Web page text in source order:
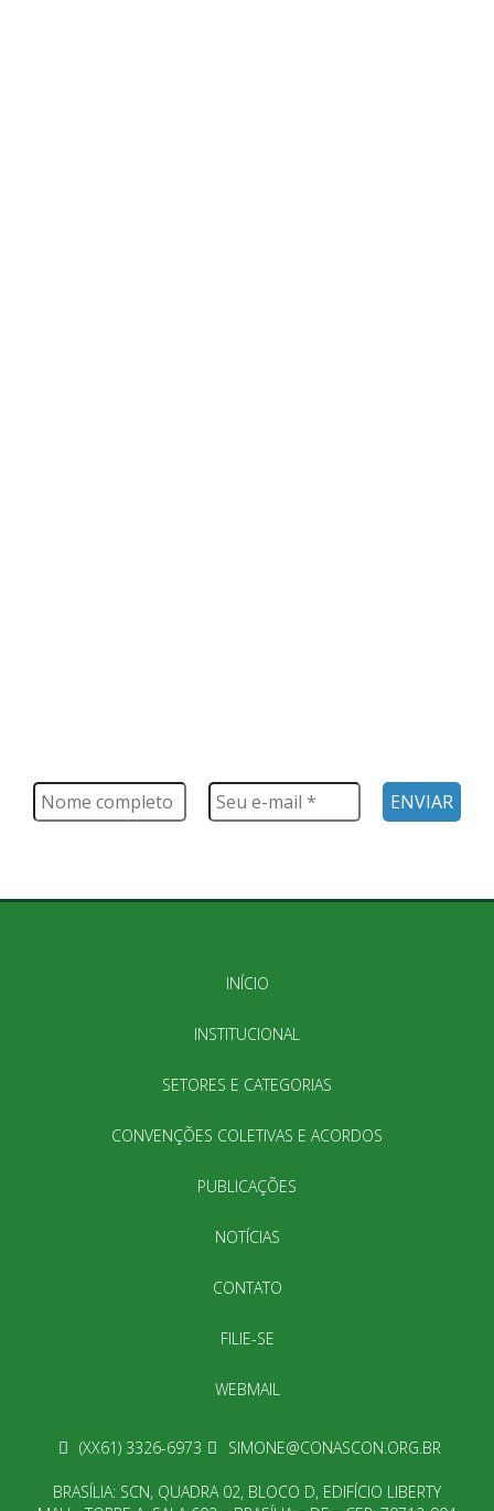
INÍCIO
INSTITUCIONAL
SETORES E CATEGORIAS
CONVENÇÕES COLETIVAS E ACORDOS
PUBLICAÇÕES
NOTÍCIAS
CONTATO
FILIE-SE
WEBMAIL
(XX61) 3326-6973 SIMONE@CONASCON.ORG.BR
BRASÍLIA: SCN, QUADRA 02, BLOCO D, EDIFÍCIO LIBERTY